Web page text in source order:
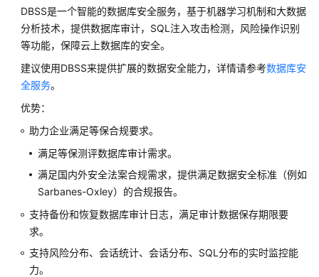
解
云
数
据
库
什
是
云
数
据
RDS
for
SQL
DBSS是一个智能的数据库安全服务，基于机器学习机制和大数据
分析技术，提供数据库审计，SQL注入攻击检测，风险操作识别
等功能，保障云上数据库的安全。
建议使用DBSS来提供扩展的数据安全能力，详情请参考数据库安
全服务。
优势：
助力企业满足等保合规要求。
满足等保测评数据库审计需求。
满足国内外安全法案合规需求，提供满足数据安全标准（例如
Sarbanes-Oxley）的合规报告。
支持备份和恢复数据库审计日志，满足审计数据保存期限要
求。
支持风险分布、会话统计、会话分布、SQL分布的实时监控能
力。